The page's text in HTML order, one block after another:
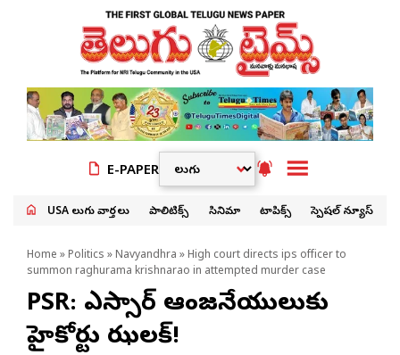
E-PAPER
USA తెలుగు వార్తలు పాలిటిక్స్ సినిమా టాపిక్స్ స్పెషల్ న్యూస్
Home » Politics » Navyandhra » High court directs ips officer to
summon raghurama krishnarao in attempted murder case
PSR: పీఎస్సార్ ఆంజనేయులుకు
హైకోర్టు ఝలక్!